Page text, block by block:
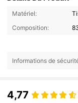
Matériel:
Composition:
Informations de
4,77